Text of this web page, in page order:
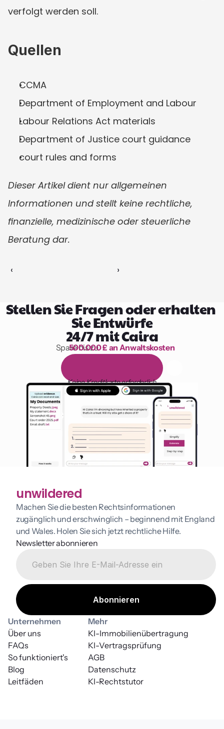
verfolgt werden soll.
Quellen
CCMA
Department of Employment and Labour
Labour Relations Act materials
Department of Justice court guidance
court rules and forms
Dieser Artikel dient nur allgemeinen
Informationen und stellt keine rechtliche,
finanzielle, medizinische oder steuerliche
Beratung dar.
‹ ›
Stellen Sie Fragen oder erhalten
Sie Entwürfe
24/7 mit Caira
1.000 Stunden Lesen
Spare bis zu
500.000 £ an Anwaltskosten
äg on
Keine Kreditkarte erforderlich
unwildered
Machen Sie die besten Rechtsinformationen
zugänglich und erschwinglich – beginnend mit England
und Wales. Holen Sie sich jetzt rechtliche Hilfe.
Newsletter abonnieren
Unternehmen
Über uns
FAQs
So funktioniert's
Blog
Leitfäden
Mehr
AGB
KI-Vertragsprüfung
KI-Rechtstutor
Datenschutz
KI-Immobilienübertragung